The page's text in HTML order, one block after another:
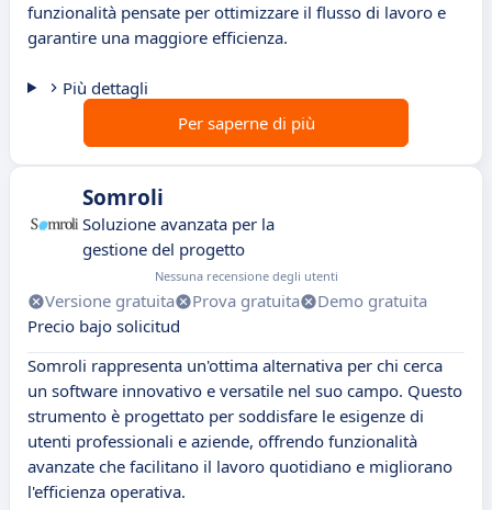
funzionalità pensate per ottimizzare il flusso di lavoro e
garantire una maggiore efficienza.
Più dettagli
Per saperne di più
Somroli
Soluzione avanzata per la
gestione del progetto
Nessuna recensione degli utenti
Versione gratuita Prova gratuita
Demo gratuita
Precio bajo solicitud
Somroli rappresenta un'ottima alternativa per chi cerca
un software innovativo e versatile nel suo campo. Questo
strumento è progettato per soddisfare le esigenze di
utenti professionali e aziende, offrendo funzionalità
avanzate che facilitano il lavoro quotidiano e migliorano
l'efficienza operativa.